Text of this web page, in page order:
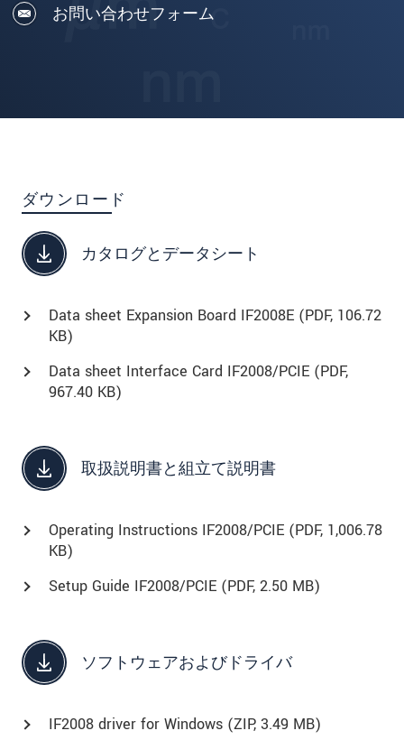
お問い合わせフォーム
ダウンロード
カタログとデータシート
Data sheet Expansion Board IF2008E (PDF, 106.72
KB)
Data sheet Interface Card IF2008/PCIE (PDF,
967.40 KB)
取扱説明書と組立て説明書
Operating Instructions IF2008/PCIE (PDF, 1,006.78
KB)
Setup Guide IF2008/PCIE (PDF, 2.50 MB)
ソフトウェアおよびドライバ
IF2008 driver for Windows (ZIP, 3.49 MB)